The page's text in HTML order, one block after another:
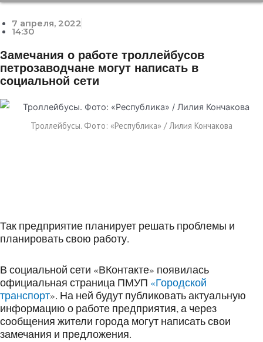
7 апреля, 2022
14:30
Замечания о работе троллейбусов
петрозаводчане могут написать в
социальной сети
Троллейбусы. Фото: «Республика» / Лилия Кончакова
Так предприятие планирует решать проблемы и
планировать свою работу.
В социальной сети «ВКонтакте» появилась
официальная страница ПМУП «Городской
транспорт». На ней будут публиковать актуальную
информацию о работе предприятия, а через
сообщения жители города могут написать свои
замечания и предложения.